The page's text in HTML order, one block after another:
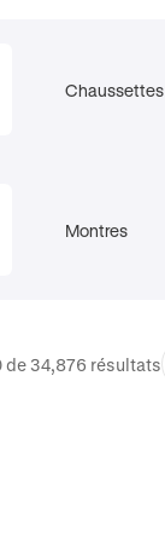
Chaussettes
Montres
de 34,876 résultats